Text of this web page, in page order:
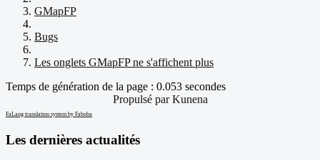
GMapFP
Bugs
Les onglets GMapFP ne s'affichent plus
Temps de génération de la page : 0.053 secondes
Propulsé parKunena
FaLang translation system by Faboba
Les dernières actualités